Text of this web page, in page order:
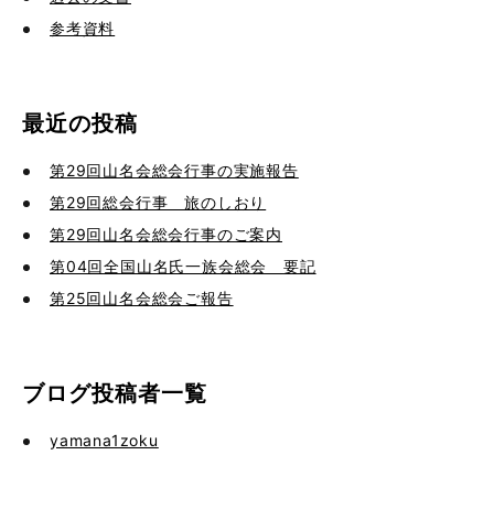
参考資料
最近の投稿
第29回山名会総会行事の実施報告
第29回総会行事 旅のしおり
第29回山名会総会行事のご案内
第04回全国山名氏一族会総会 要記
第25回山名会総会ご報告
ブログ投稿者一覧
yamana1zoku